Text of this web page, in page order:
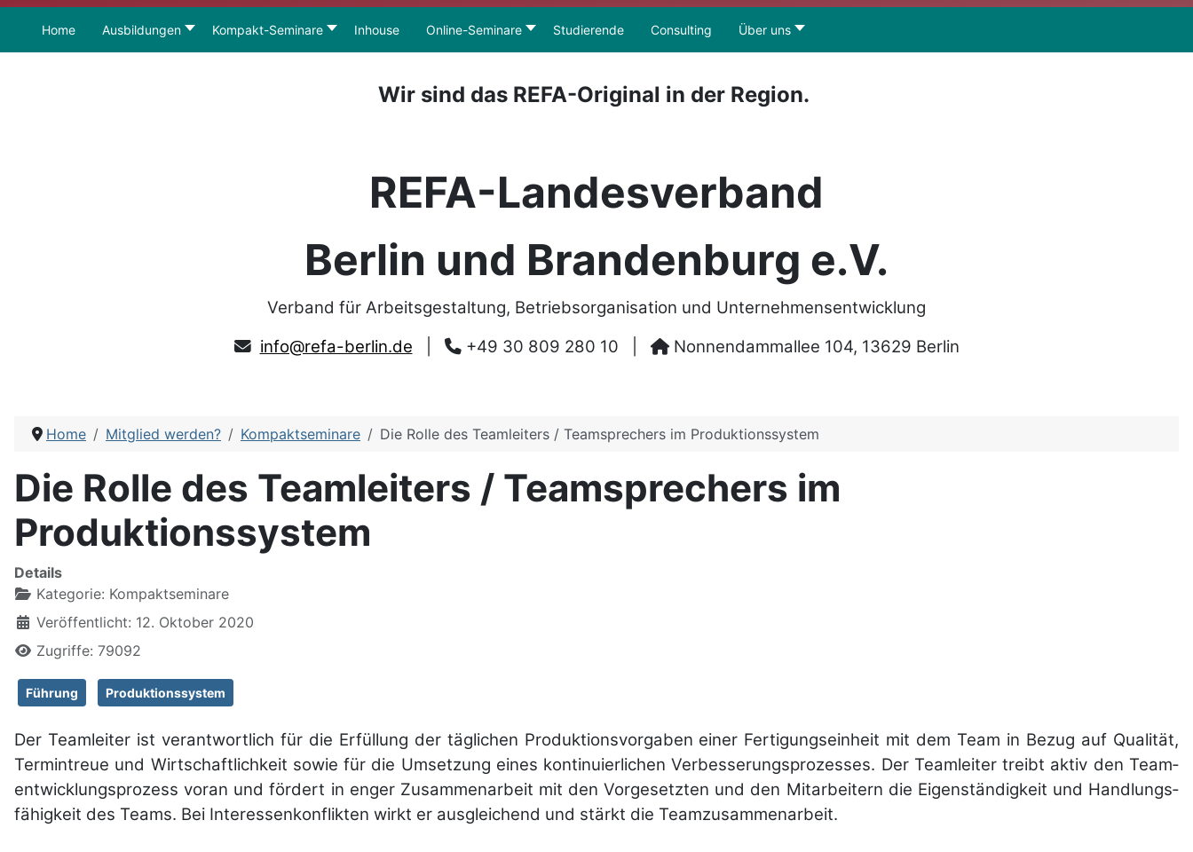
Home Ausbildungen Kompakt-Seminare Inhouse Online-Seminare Studierende Consulting Über uns
Wir sind das REFA-Original in der Region.
REFA-Landesverband
Berlin und Brandenburg e.V.
Verband für Arbeitsgestaltung, Betriebsorganisation und Unternehmensentwicklung
info@refa-berlin.de
+49 30 809 280 10 Nonnendammallee 104, 13629 Berlin
Home Mitglied werden? Kompaktseminare Die Rolle des Teamleiters / Teamsprechers im Produktionssystem
Die Rolle des Teamleiters / Teamsprechers im
Produktionssystem
Details
Kategorie: Kompaktseminare
Veröffentlicht: 12. Oktober 2020
Zugriffe: 79092
Führung Produktionssystem
Der Teamleiter ist verant­wortlich für die Erfül­lung der täglichen Produktions­vorgaben einer Fertigungs­einheit mit dem Team in Bezug auf Qualität,
Termin­treue und Wirt­schaft­lich­keit sowie für die Um­setzung eines kontinu­ierlichen Ver­besse­rungs­pro­zesses. Der Teamleiter treibt aktiv den Team­
ent­wick­lungs­prozess voran und fördert in enger Zu­sammen­arbeit mit den Vor­gesetzten und den Mit­arbeitern die Eigen­ständigkeit und Handlungs­
fähigkeit des Teams. Bei Interessen­kon­flikten wirkt er aus­gleichend und stärkt die Team­zu­sammen­arbeit.